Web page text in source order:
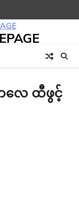
လေ ထီဖွင့်